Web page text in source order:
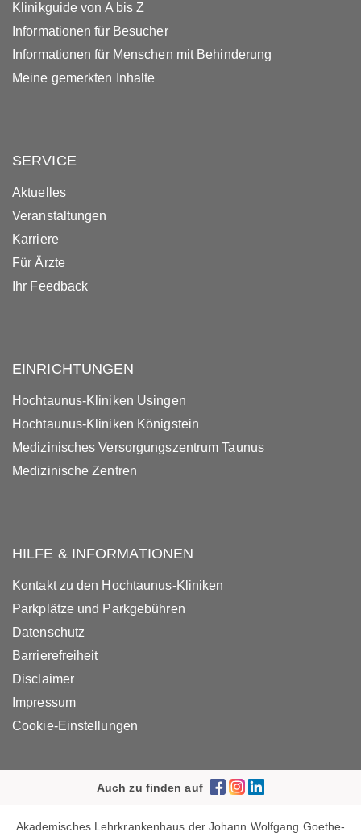
Klinikguide von A bis Z
Informationen für Besucher
Informationen für Menschen mit Behinderung
Meine gemerkten Inhalte
SERVICE
Aktuelles
Veranstaltungen
Karriere
Für Ärzte
Ihr Feedback
EINRICHTUNGEN
Hochtaunus-Kliniken Usingen
Hochtaunus-Kliniken Königstein
Medizinisches Versorgungszentrum Taunus
Medizinische Zentren
HILFE & INFORMATIONEN
Kontakt zu den Hochtaunus-Kliniken
Parkplätze und Parkgebühren
Datenschutz
Barrierefreiheit
Disclaimer
Impressum
Cookie-Einstellungen
Auch zu finden auf
Akademisches Lehrkrankenhaus der Johann Wolfgang Goethe-